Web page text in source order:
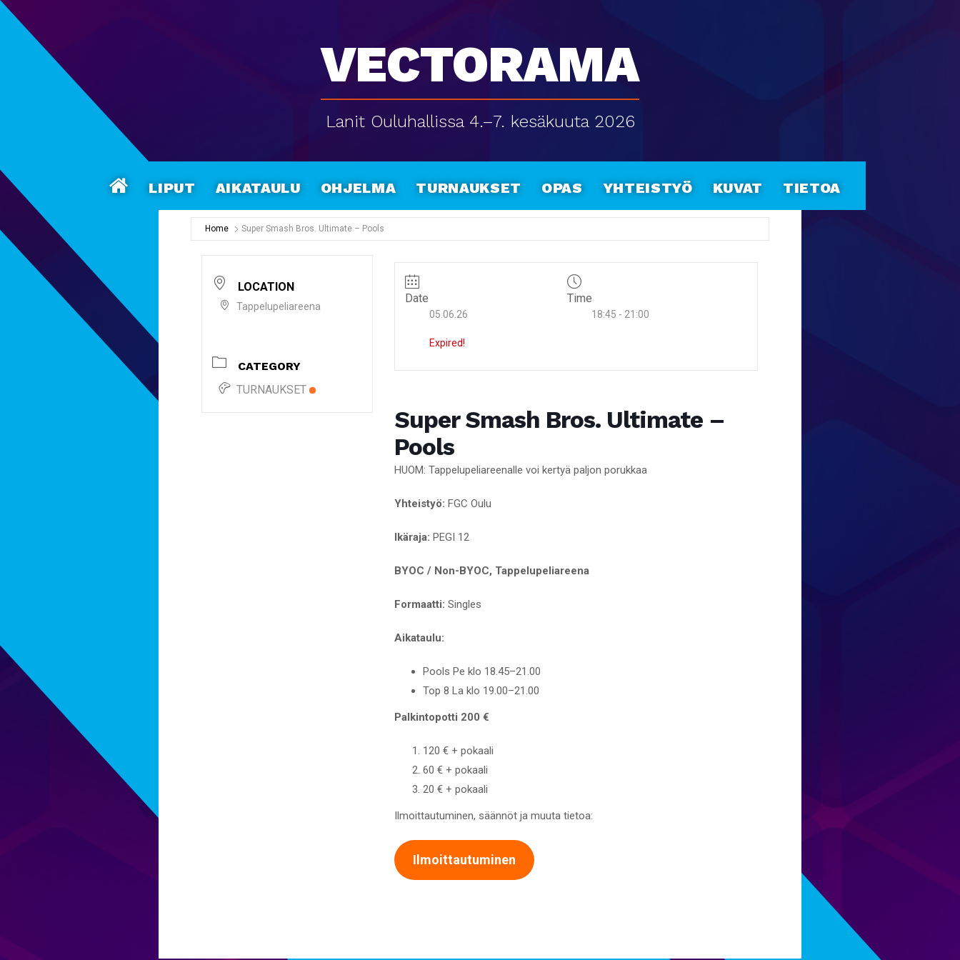
Vectorama
Lanit Ouluhallissa 4.–7. kesäkuuta 2026
Liput Aikataulu Ohjelma Turnaukset Opas Yhteistyö Kuvat Tietoa
Home Super Smash Bros. Ultimate – Pools
LOCATION
Tappelupeliareena
CATEGORY
TURNAUKSET
Date
05.06.26
Expired!
Time
18:45 - 21:00
Super Smash Bros. Ultimate –
Pools
HUOM: Tappelupeliareenalle voi kertyä paljon porukkaa
Yhteistyö: FGC Oulu
Ikäraja: PEGI 12
BYOC / Non-BYOC, Tappelupeliareena
Formaatti: Singles
Aikataulu:
Pools Pe klo 18.45–21.00
Top 8 La klo 19.00–21.00
Palkintopotti 200 €
120 € + pokaali
60 € + pokaali
20 € + pokaali
Ilmoittautuminen, säännöt ja muuta tietoa:
Ilmoittautuminen